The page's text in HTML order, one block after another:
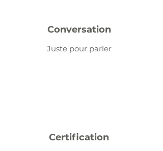
Conversation
Juste pour parler
Certification